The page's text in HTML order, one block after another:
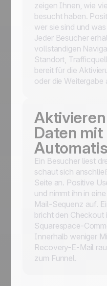
zeigen Ihnen, wie
besucht haben.
wer sie sind und
Jeder Besucher
vollständigen
Standort,
bereit für die
oder die Weitergabe
Daten mit
Ein Besucher liest
schaut sich
Seite an. Positive
und nimmt ihn in
Mail-Sequenz auf.
bricht den Checkout
Squarespace-
Innerhalb weniger
Recovery-E-Mail
zum Funnel.